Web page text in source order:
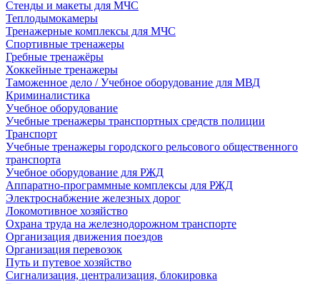
Стенды и макеты для МЧС
Теплодымокамеры
Тренажерные комплексы для МЧС
Спортивные тренажеры
Гребные тренажёры
Хоккейные тренажеры
Таможенное дело / Учебное оборудование для МВД
Криминалистика
Учебное оборудование
Учебные тренажеры транспортных средств полиции
Транспорт
Учебные тренажеры городского рельсового общественного
транспорта
Учебное оборудование для РЖД
Аппаратно-программные комплексы для РЖД
Электроснабжение железных дорог
Локомотивное хозяйство
Охрана труда на железнодорожном транспорте
Организация движения поездов
Организация перевозок
Путь и путевое хозяйство
Сигнализация, централизация, блокировка